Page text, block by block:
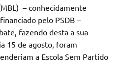
– conhecidamente
pelo PSDB –
fazendo desta a sua
15 de agosto, foram
a Escola Sem Partido